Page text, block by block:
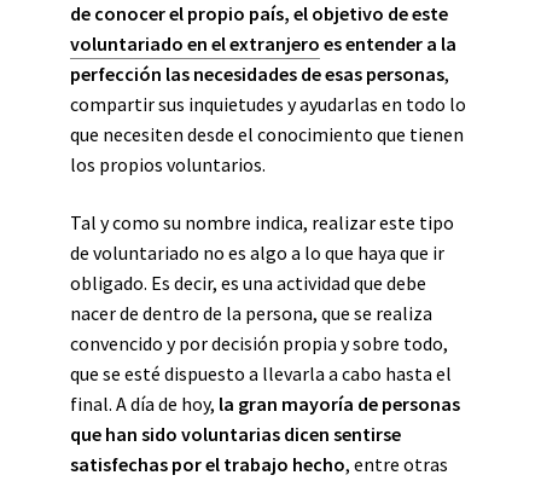
de conocer el propio país, el objetivo de este
voluntariado en el extranjero es entender a la
perfección las necesidades de esas personas,
compartir sus inquietudes y ayudarlas en todo lo
que necesiten desde el conocimiento que tienen
los propios voluntarios.
Tal y como su nombre indica, realizar este tipo
de voluntariado no es algo a lo que haya que ir
obligado. Es decir, es una actividad que debe
nacer de dentro de la persona, que se realiza
convencido y por decisión propia y sobre todo,
que se esté dispuesto a llevarla a cabo hasta el
final. A día de hoy, la gran mayoría de personas
que han sido voluntarias dicen sentirse
satisfechas por el trabajo hecho, entre otras